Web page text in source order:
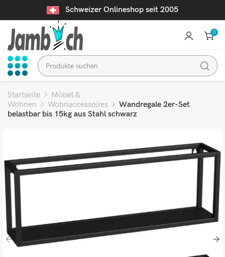
Schweizer Onlineshop seit 2005
0
Startseite
Möbel &
Wohnen
Wohnaccessoires
Wandregale 2er-Set
belastbar bis 15kg aus Stahl schwarz